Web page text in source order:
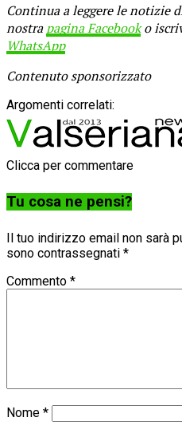
Continua a leggere le notizie
nostrapagina Facebooko
WhatsApp
Contenuto sponsorizzato
Argomenti correlati:
Clicca per commentare
Tu cosa ne pensi?
Il tuo indirizzo email non sarà
sono contrassegnati *
Commento *
Nome *